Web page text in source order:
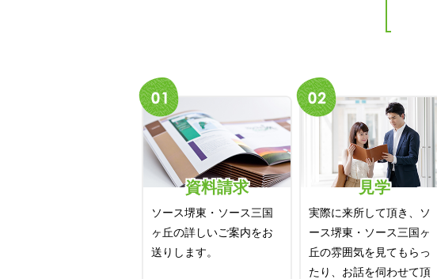
資料請求
ソース堺東・ソース三国
ヶ丘の詳しいご案内をお
送りします。
見学
実際に来所して頂き、ソ
ース堺東・ソース三国ヶ
丘の雰囲気を見てもらっ
たり、お話を伺わせて頂